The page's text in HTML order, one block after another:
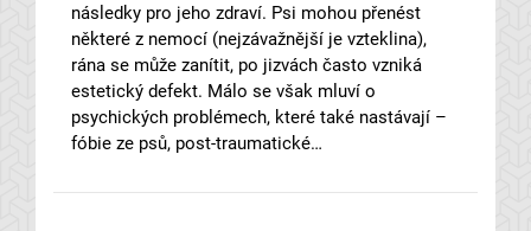
následky pro jeho zdraví. Psi mohou přenést
některé z nemocí (nejzávažnější je vzteklina),
rána se může zanítit, po jizvách často vzniká
estetický defekt. Málo se však mluví o
psychických problémech, které také nastávají –
fóbie ze psů, post-traumatické…